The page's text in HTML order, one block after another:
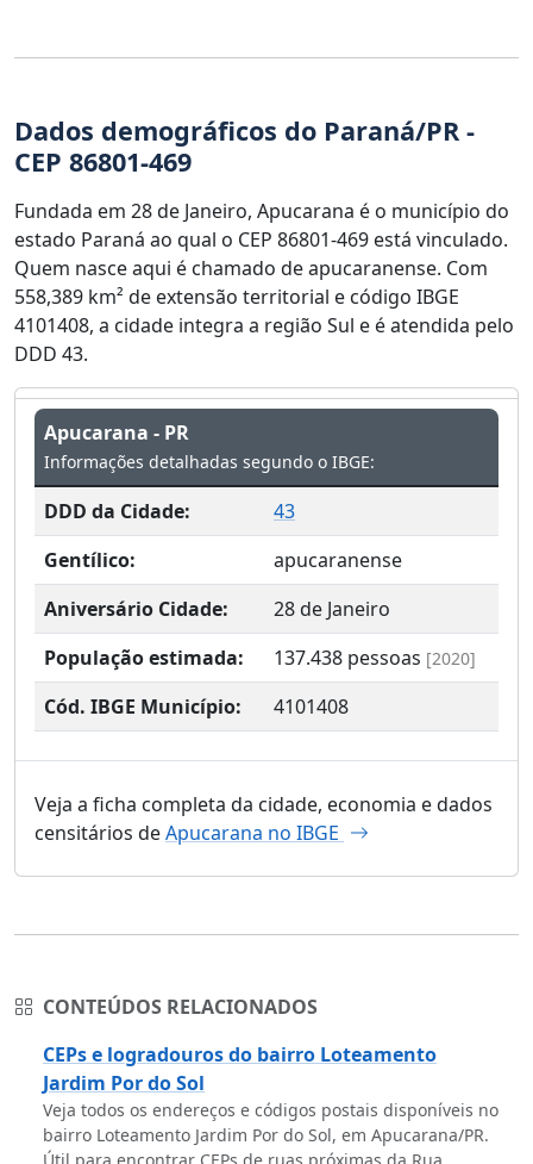
Dados demográficos do Paraná/PR -
CEP 86801-469
Fundada em 28 de Janeiro, Apucarana é o município do
estado Paraná ao qual o CEP 86801-469 está vinculado.
Quem nasce aqui é chamado de apucaranense. Com
558,389 km² de extensão territorial e código IBGE
4101408, a cidade integra a região Sul e é atendida pelo
DDD 43.
Apucarana - PR
Informações detalhadas segundo o IBGE:
DDD da Cidade:
43
Gentílico:
apucaranense
Aniversário Cidade:
28 de Janeiro
População estimada:
137.438 pessoas [2020]
Cód. IBGE Município: 4101408
Veja a ficha completa da cidade, economia e dados
censitários deApucarana no IBGE
CONTEÚDOS RELACIONADOS
CEPs e logradouros do bairro Loteamento
Jardim Por do Sol
Veja todos os endereços e códigos postais disponíveis no
bairro Loteamento Jardim Por do Sol, em Apucarana/PR.